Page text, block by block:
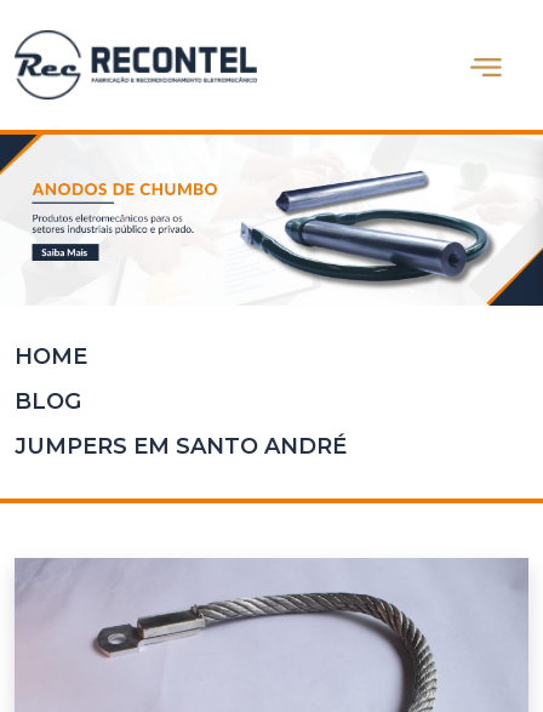
Abrir
Somos
Produtos
HOME
BLOG
JUMPERS EM SANTO ANDRÉ